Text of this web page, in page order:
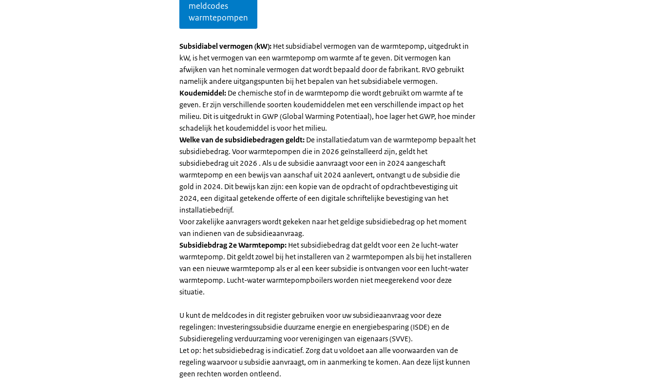
meldcodes
warmtepompen
Subsidiabel vermogen (kW): Het subsidiabel vermogen van de warmtepomp, uitgedrukt in
kW, is het vermogen van een warmtepomp om warmte af te geven. Dit vermogen kan
afwijken van het nominale vermogen dat wordt bepaald door de fabrikant. RVO gebruikt
namelijk andere uitgangspunten bij het bepalen van het subsidiabele vermogen.
Koudemiddel: De chemische stof in de warmtepomp die wordt gebruikt om warmte af te
geven. Er zijn verschillende soorten koudemiddelen met een verschillende impact op het
milieu. Dit is uitgedrukt in GWP (Global Warming Potentiaal), hoe lager het GWP, hoe minder
schadelijk het koudemiddel is voor het milieu.
Welke van de subsidiebedragen geldt: De installatiedatum van de warmtepomp bepaalt het
subsidiebedrag. Voor warmtepompen die in 2026 geïnstalleerd zijn, geldt het
subsidiebedrag uit 2026 . Als u de subsidie aanvraagt voor een in 2024 aangeschaft
warmtepomp en een bewijs van aanschaf uit 2024 aanlevert, ontvangt u de subsidie die
gold in 2024. Dit bewijs kan zijn: een kopie van de opdracht of opdrachtbevestiging uit
2024, een digitaal getekende offerte of een digitale schriftelijke bevestiging van het
installatiebedrijf.
Voor zakelijke aanvragers wordt gekeken naar het geldige subsidiebedrag op het moment
van indienen van de subsidieaanvraag.
Subsidiebdrag 2e Warmtepomp: Het subsidiebedrag dat geldt voor een 2e lucht-water
warmtepomp. Dit geldt zowel bij het installeren van 2 warmtepompen als bij het installeren
van een nieuwe warmtepomp als er al een keer subsidie is ontvangen voor een lucht-water
warmtepomp. Lucht-water warmtepompboilers worden niet meegerekend voor deze
situatie.
U kunt de meldcodes in dit register gebruiken voor uw subsidieaanvraag voor deze
regelingen: Investeringssubsidie duurzame energie en energiebesparing (ISDE) en de
Subsidieregeling verduurzaming voor verenigingen van eigenaars (SVVE).
Let op: het subsidiebedrag is indicatief. Zorg dat u voldoet aan alle voorwaarden van de
regeling waarvoor u subsidie aanvraagt, om in aanmerking te komen. Aan deze lijst kunnen
geen rechten worden ontleend.